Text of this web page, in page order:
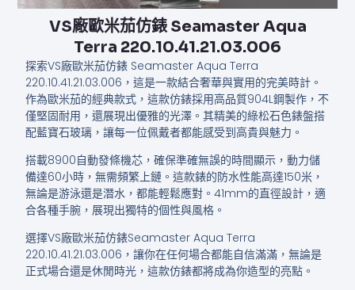
VS廠歐米茄仿錶 Seamaster Aqua
Terra 220.10.41.21.03.006
探索VS廠歐米茄仿錶 Seamaster Aqua Terra
220.10.41.21.03.006，這是一款結合奢華與實用的完美時計。
作為歐米茄的經典款式，這款仿錶採用高品質904L鋼製作，不
僅堅固耐用，還展現出優雅的光澤。其精美的綠松石色錶盤搭
配藍寶石玻璃，讓每一位佩戴者都能感受到高貴與魅力。
搭載8900自動發條機芯，確保準確無誤的時間顯示，動力儲
備達60小時，無需頻繁上鏈。這款錶的防水性能高達150米，
無論是游泳還是潛水，都能輕鬆應對。41mm的直徑設計，適
合各種手腕，展現出獨特的個性與風格。
選擇VS廠歐米茄仿錶Seamaster Aqua Terra
220.10.41.21.03.006，讓你在任何場合都能自信滿滿，無論是
正式場合還是休閒時光，這款仿錶都將成為你造型的亮點。